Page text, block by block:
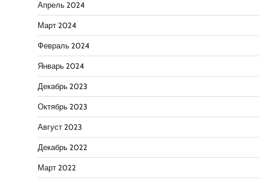
Апрель 2024
Март 2024
Февраль 2024
Январь 2024
Декабрь 2023
Октябрь 2023
Август 2023
Декабрь 2022
Март 2022